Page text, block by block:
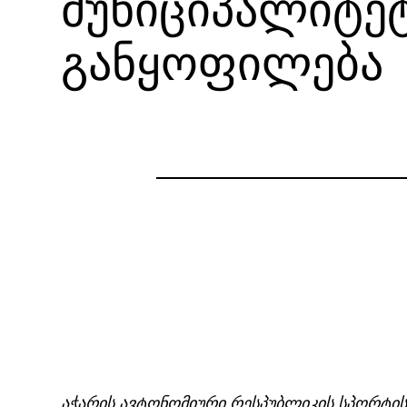
განყოფილება
აჭარის ავტონომიური რესპუბლიკის